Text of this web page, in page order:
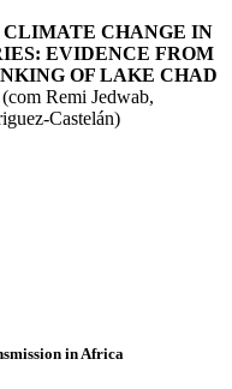
CLIMATE CHANGE IN
EVIDENCE FROM
OF LAKE CHAD
Remi Jedwab,
Castelán)
in Africa